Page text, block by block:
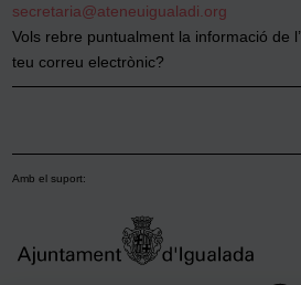
secretaria@ateneuigualadi.org
Vols rebre puntualment la informació de l’
teu correu electrònic?
Amb el suport: